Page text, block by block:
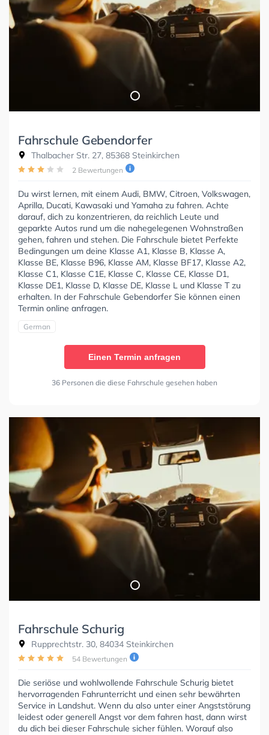
Fahrschule Gebendorfer
Thalbacher Str. 27, 85368 Steinkirchen
2 Bewertungen
Du wirst lernen, mit einem Audi, BMW, Citroen, Volkswagen,
Aprilla, Ducati, Kawasaki und Yamaha zu fahren. Achte
darauf, dich zu konzentrieren, da reichlich Leute und
geparkte Autos rund um die nahegelegenen Wohnstraßen
gehen, fahren und stehen. Die Fahrschule bietet Perfekte
Bedingungen um deine Klasse A1, Klasse B, Klasse A,
Klasse BE, Klasse B96, Klasse AM, Klasse BF17, Klasse A2,
Klasse C1, Klasse C1E, Klasse C, Klasse CE, Klasse D1,
Klasse DE1, Klasse D, Klasse DE, Klasse L und Klasse T zu
erhalten. In der Fahrschule Gebendorfer Sie können einen
Termin online anfragen.
German
Einen Termin anfragen
36 Personen die diese Fahrschule gesehen haben
Fahrschule Schurig
Rupprechtstr. 30, 84034 Steinkirchen
54 Bewertungen
Die seriöse und wohlwollende Fahrschule Schurig bietet
hervorragenden Fahrunterricht und einen sehr bewährten
Service in Landshut. Wenn du also unter einer Angststörung
leidest oder generell Angst vor dem fahren hast, dann wirst
du dich bei dieser Fahrschule sicher fühlen. Worauf also